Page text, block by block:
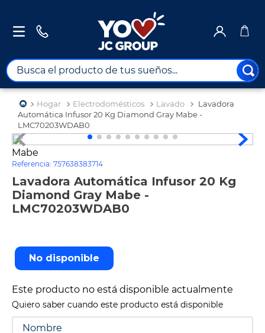
Busca el producto de tus sueños...
Hogar Electrodomésticos Lavado
Lavadora
Automática Infusor 20 Kg Diamond Gray Mabe -
LMC70203WDAB0
Mabe
Referencia: 757638383714
Lavadora Automática Infusor 20 Kg
Diamond Gray Mabe -
LMC70203WDAB0
No disponible
Este producto no está disponible actualmente
Quiero saber cuando este producto está disponible
TÉRMINOS MÁS BUSCADOS
1.
combos
2.
maximuebles
4
celulares
5.
nevera
6.
turismo
8.
impresora
alexa echo dot 5